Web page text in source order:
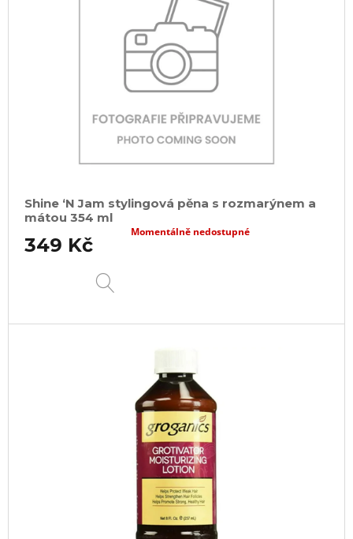
Shine ‘N Jam stylingová pěna s rozmarýnem a
mátou 354 ml
349 Kč
Momentálně nedostupné